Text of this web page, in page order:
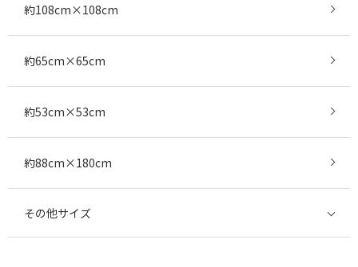
約108cm×108cm
約65cm×65cm
約53cm×53cm
約88cm×180cm
その他サイズ